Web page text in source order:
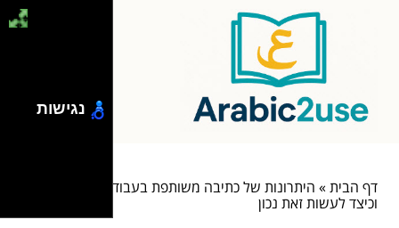
דף הבית» היתרונות של כתיבה משותפת בעבודות אקדמיות
וכיצד לעשות זאת נכון
נגישות